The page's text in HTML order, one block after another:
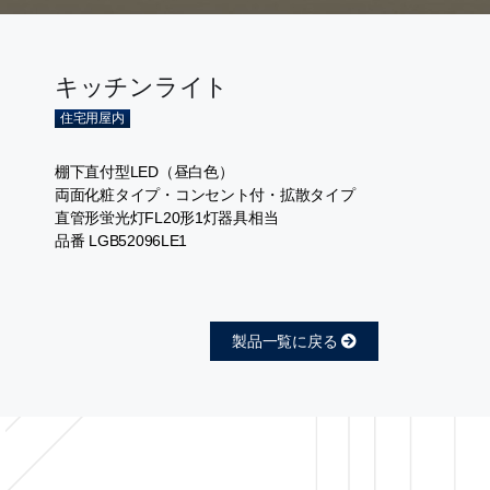
キッチンライト
住宅用屋内
棚下直付型LED（昼白色）
両面化粧タイプ・コンセント付・拡散タイプ
直管形蛍光灯FL20形1灯器具相当
品番 LGB52096LE1
製品一覧に戻る